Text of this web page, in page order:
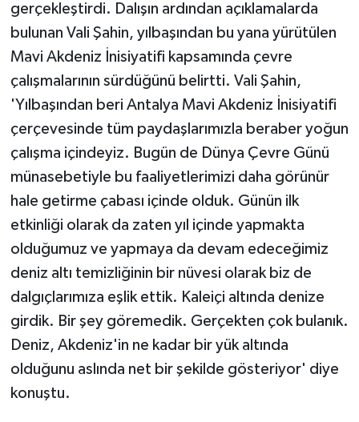
gerçekleştirdi. Dalışın ardından açıklamalarda
bulunan Vali Şahin, yılbaşından bu yana yürütülen
Mavi Akdeniz İnisiyatifi kapsamında çevre
çalışmalarının sürdüğünü belirtti. Vali Şahin,
'Yılbaşından beri Antalya Mavi Akdeniz İnisiyatifi
çerçevesinde tüm paydaşlarımızla beraber yoğun
çalışma içindeyiz. Bugün de Dünya Çevre Günü
münasebetiyle bu faaliyetlerimizi daha görünür
hale getirme çabası içinde olduk. Günün ilk
etkinliği olarak da zaten yıl içinde yapmakta
olduğumuz ve yapmaya da devam edeceğimiz
deniz altı temizliğinin bir nüvesi olarak biz de
dalgıçlarımıza eşlik ettik. Kaleiçi altında denize
girdik. Bir şey göremedik. Gerçekten çok bulanık.
Deniz, Akdeniz'in ne kadar bir yük altında
olduğunu aslında net bir şekilde gösteriyor' diye
konuştu.